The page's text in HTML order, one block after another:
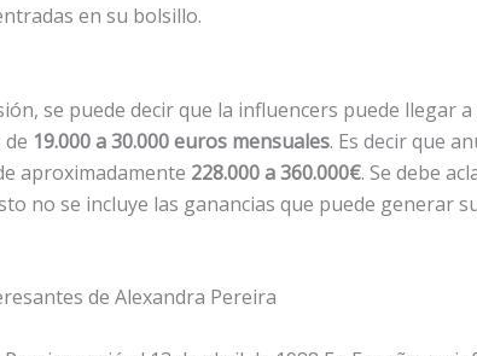
en su bolsillo.
se puede decir que la influencers puede llegar
de 19.000 a 30.000 euros mensuales. Es decir que
aproximadamente 228.000 a 360.000€. Se debe
no se incluye las ganancias que puede generar
de Alexandra Pereira